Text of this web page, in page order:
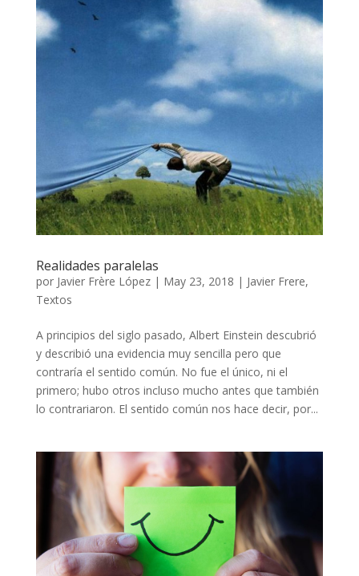
Realidades paralelas
por Javier Frère López| May 23, 2018 | Javier Frere,
Textos
A principios del siglo pasado, Albert Einstein descubrió
y describió una evidencia muy sencilla pero que
contraría el sentido común. No fue el único, ni el
primero; hubo otros incluso mucho antes que también
lo contrariaron. El sentido común nos hace decir, por...